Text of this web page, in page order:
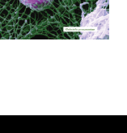
39, Sayı 2